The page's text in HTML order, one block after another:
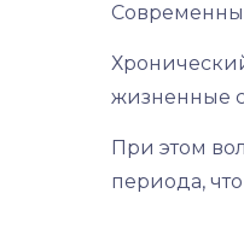
жизненные
При этом
периода,